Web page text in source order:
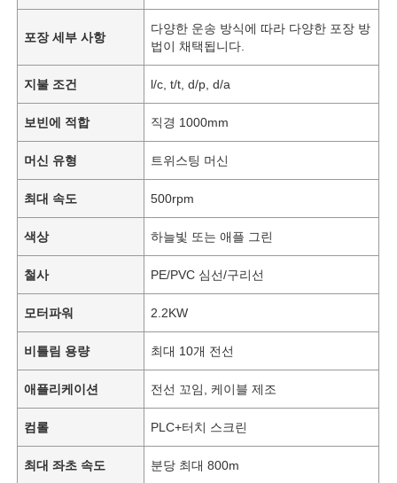
포장 세부 사항
다양한 운송 방식에 따라 다양한 포장 방
법이 채택됩니다.
지불 조건 l/c, t/t, d/p, d/a
보빈에 적합 직경 1000mm
머신 유형 트위스팅 머신
최대 속도 500rpm
색상 하늘빛 또는 애플 그린
철사 PE/PVC 심선/구리선
모터파워 2.2KW
비틀림 용량 최대 10개 전선
애플리케이션 전선 꼬임, 케이블 제조
컴롤 PLC+터치 스크린
최대 좌초 속도 분당 최대 800m